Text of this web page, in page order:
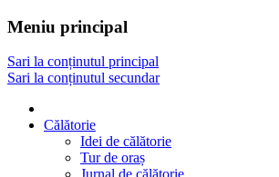
Meniu principal
Sari la conținutul principal
Sari la conținutul secundar
Călătorie
Idei de călătorie
Tur de oraș